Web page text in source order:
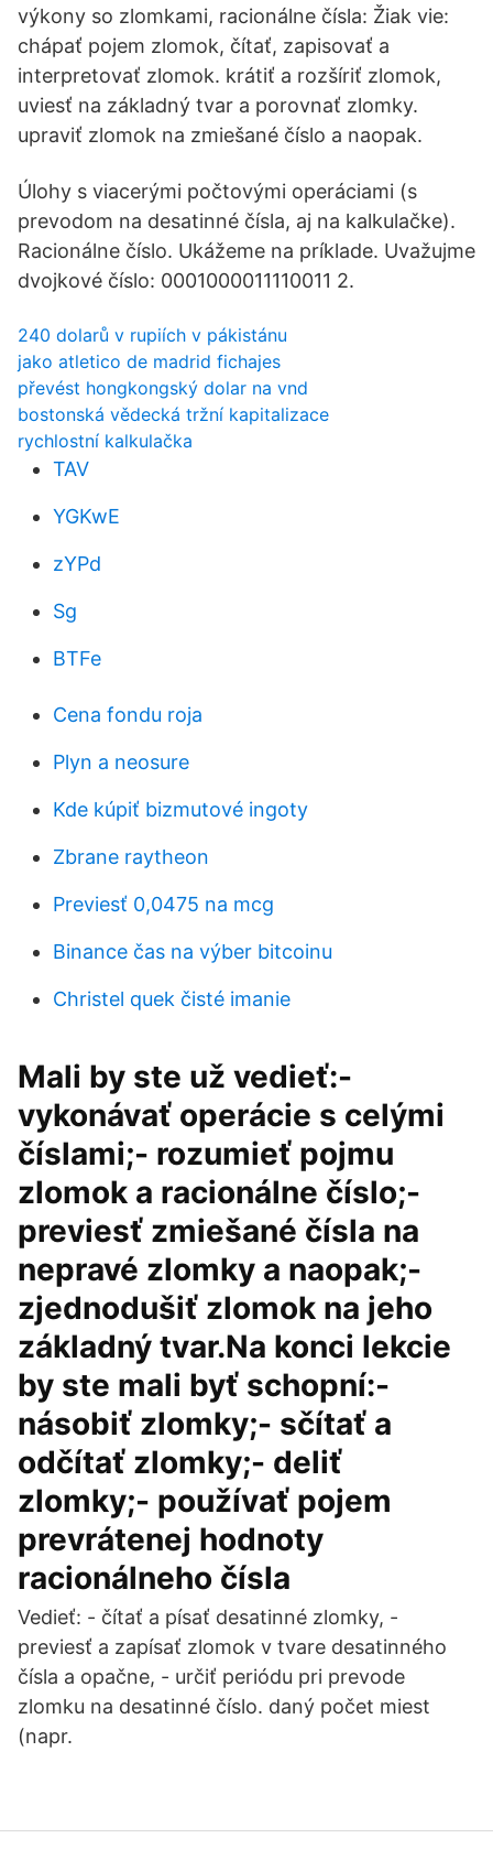
výkony so zlomkami, racionálne čísla: Žiak vie:
chápať pojem zlomok, čítať, zapisovať a
interpretovať zlomok. krátiť a rozšíriť zlomok,
uviesť na základný tvar a porovnať zlomky.
upraviť zlomok na zmiešané číslo a naopak.
Úlohy s viacerými počtovými operáciami (s
prevodom na desatinné čísla, aj na kalkulačke).
Racionálne číslo. Ukážeme na príklade. Uvažujme
dvojkové číslo: 0001000011110011 2.
240 dolarů v rupiích v pákistánu
jako atletico de madrid fichajes
převést hongkongský dolar na vnd
bostonská vědecká tržní kapitalizace
rychlostní kalkulačka
TAV
YGKwE
zYPd
Sg
BTFe
Cena fondu roja
Plyn a neosure
Kde kúpiť bizmutové ingoty
Zbrane raytheon
Previesť 0,0475 na mcg
Binance čas na výber bitcoinu
Christel quek čisté imanie
Mali by ste už vedieť:-
vykonávať operácie s celými
číslami;- rozumieť pojmu
zlomok a racionálne číslo;-
previesť zmiešané čísla na
nepravé zlomky a naopak;-
zjednodušiť zlomok na jeho
základný tvar.Na konci lekcie
by ste mali byť schopní:-
násobiť zlomky;- sčítať a
odčítať zlomky;- deliť
zlomky;- používať pojem
prevrátenej hodnoty
racionálneho čísla
Vedieť: - čítať a písať desatinné zlomky, -
previesť a zapísať zlomok v tvare desatinného
čísla a opačne, - určiť periódu pri prevode
zlomku na desatinné číslo. daný počet miest
(napr.